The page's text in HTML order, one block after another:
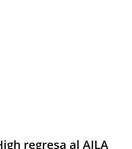
regresa al AILA